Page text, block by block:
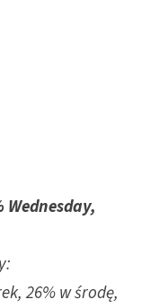
Wednesday,
26% w środę,